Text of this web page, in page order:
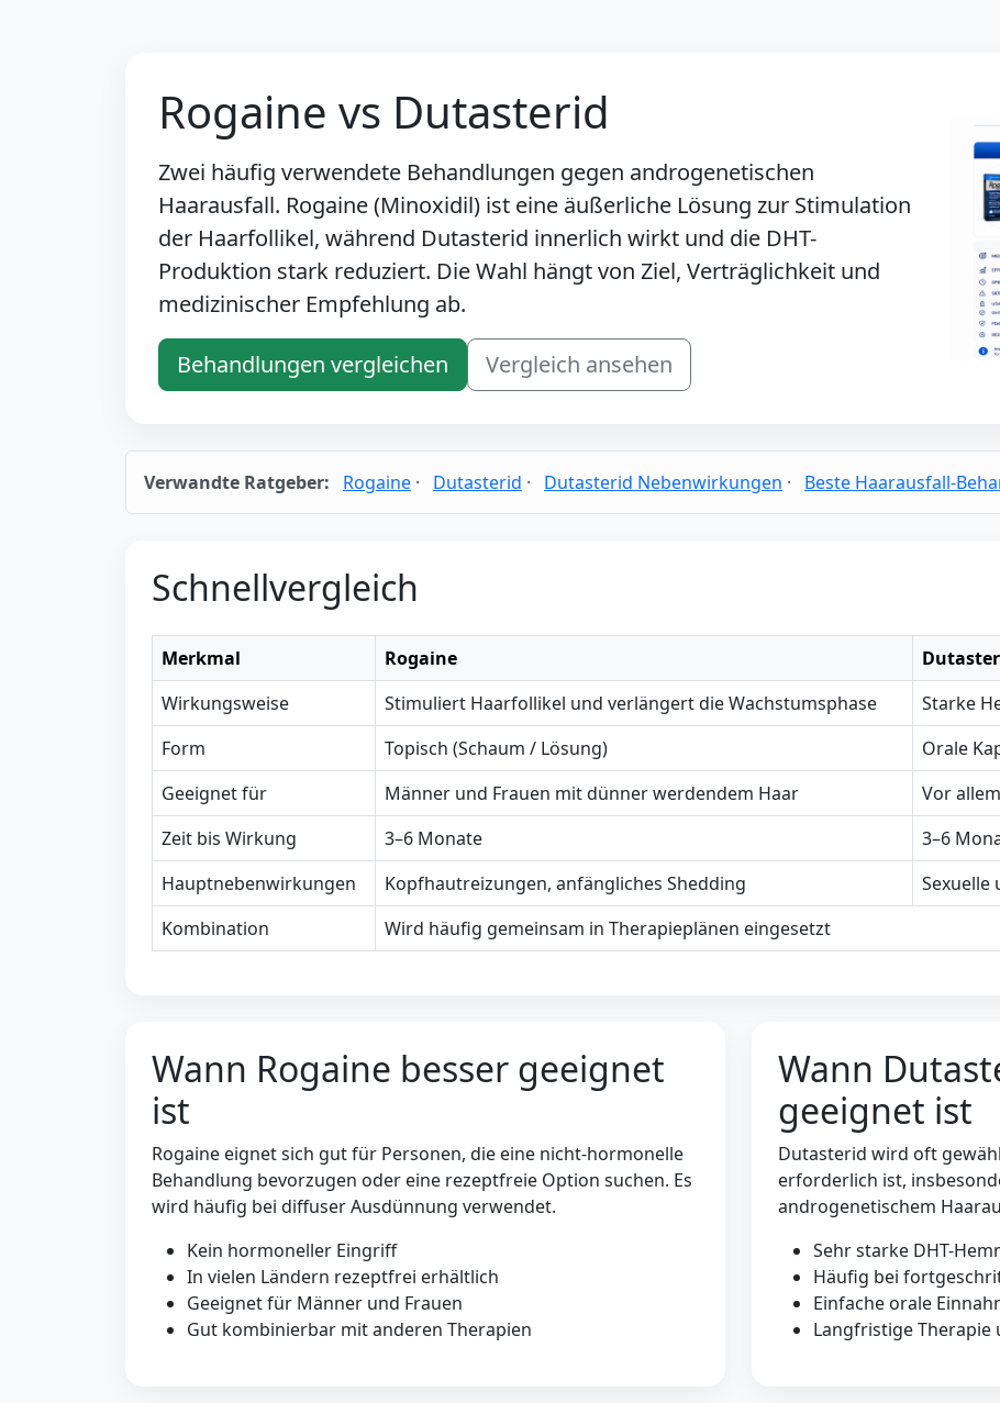
Rogaine vs Dutasterid
Zwei häufig verwendete Behandlungen gegen androgenetischen
Haarausfall. Rogaine (Minoxidil) ist eine äußerliche Lösung zur Stimulation
der Haarfollikel, während Dutasterid innerlich wirkt und die DHT-
Produktion stark reduziert. Die Wahl hängt von Ziel, Verträglichkeit und
medizinischer Empfehlung ab.
Behandlungen vergleichen Vergleich ansehen
Verwandte Ratgeber: Rogaine · Dutasterid · Dutasterid Nebenwirkungen · Beste Haarausfall-
Schnellvergleich
Merkmal Rogaine
Wirkungsweise
Stimuliert Haarfollikel und verlängert die Wachstumsphase
Starke
Form
Topisch (Schaum / Lösung)
Orale
Geeignet für
Männer und Frauen mit dünner werdendem Haar
Vor
Zeit bis Wirkung
3–6 Monate
3–6
Hauptnebenwirkungen
Kopfhautreizungen, anfängliches Shedding
Sexuelle
Kombination
Wird häufig gemeinsam in Therapieplänen eingesetzt
Wann Rogaine besser geeignet
ist
Rogaine eignet sich gut für Personen, die eine nicht-hormonelle
Behandlung bevorzugen oder eine rezeptfreie Option suchen. Es
wird häufig bei diffuser Ausdünnung verwendet.
Kein hormoneller Eingriff
In vielen Ländern rezeptfrei erhältlich
Geeignet für Männer und Frauen
Gut kombinierbar mit anderen Therapien
Wann
geeignet ist
Dutasterid wird oft
erforderlich ist,
androgenetischem
Sehr starke DHT-
Häufig bei
Einfache orale
Langfristige